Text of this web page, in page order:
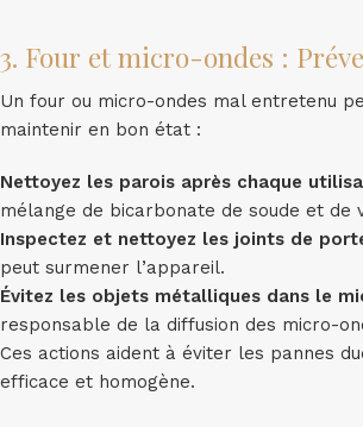
3. Four et micro-ondes :
Un four ou micro-ondes mal entretenu
maintenir en bon état :
Nettoyez les parois après chaque
mélange de bicarbonate de soude et de
Inspectez et nettoyez les joints de
peut surmener l’appareil.
Évitez les objets métalliques dans le
responsable de la diffusion des micro-
Ces actions aident à éviter les pannes
efficace et homogène.